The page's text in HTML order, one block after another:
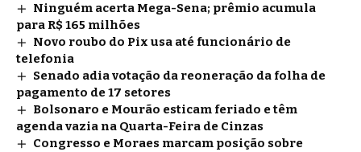
Ninguém acerta Mega-Sena; prêmio acumula
para R$ 165 milhões
Novo roubo do Pix usa até funcionário de
telefonia
Senado adia votação da reoneração da folha de
pagamento de 17 setores
Bolsonaro e Mourão esticam feriado e têm
agenda vazia na Quarta-Feira de Cinzas
Congresso e Moraes marcam posição sobre